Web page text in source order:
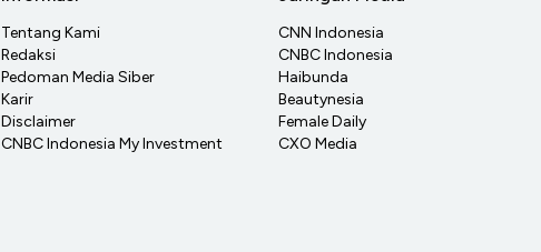
Tentang Kami
Redaksi
Pedoman Media Siber
Karir
Disclaimer
CNBC Indonesia My Investment
CNN Indonesia
CNBC Indonesia
Haibunda
Beautynesia
Female Daily
CXO Media